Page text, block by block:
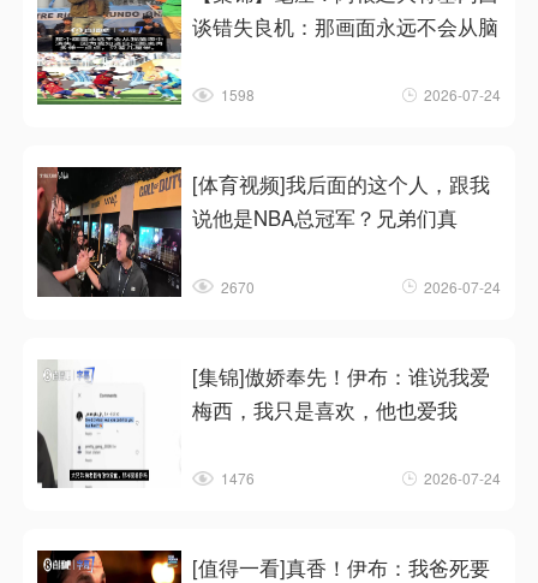
谈错失良机：那画面永远不会从脑
1598 2026-07-24
[体育视频]我后面的这个人，跟我
说他是NBA总冠军？兄弟们真
2670 2026-07-24
[集锦]傲娇奉先！伊布：谁说我爱
梅西，我只是喜欢，他也爱我
1476 2026-07-24
[值得一看]真香！伊布：我爸死要